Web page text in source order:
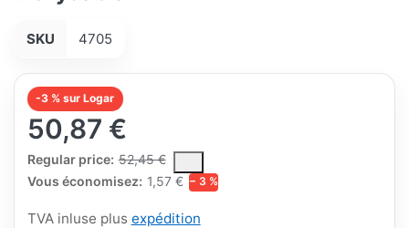
SKU 4705
-3 % sur Logar
50,87 €
Regular price: 52,45 €
The Regular Price is the median selling price paid by
Vous économisez: 1,57 € − 3 %
TVA inluse plus expédition